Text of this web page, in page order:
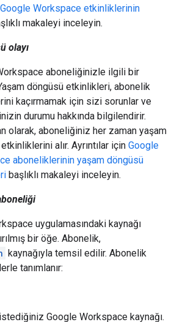
Google Workspace etkinliklerinin
makaleyi inceleyin.
olayı
aboneliğinizle ilgili bir
döngüsü etkinlikleri, abonelik
kaçırmamak için sizi sorunlar ve
durumu hakkında bilgilendirir.
olarak, aboneliğiniz her zaman yaşam
alır. Ayrıntılar için Google
aboneliklerinin yaşam döngüsü
başlıklı makaleyi inceleyin.
uygulamasındaki kaynağı
bir öğe. Abonelik,
kaynağıyla temsil edilir. Abonelik
tanımlanır:
Google Workspace kaynağı.